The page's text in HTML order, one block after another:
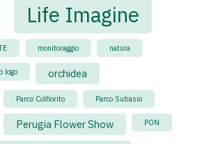
Life Imagine
monitoraggio natura
logo orchidea
Parco Colfiorito Parco Subasio
Perugia Flower Show PON